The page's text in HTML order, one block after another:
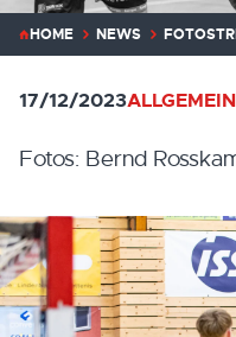
HOME NEWS
17/12/2023ALLGEMEIN
Fotos: Bernd